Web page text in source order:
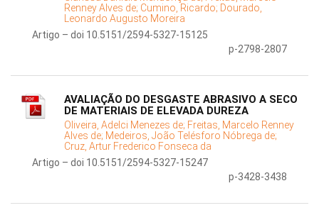
Renney Alves de; Cumino, Ricardo; Dourado,
Leonardo Augusto Moreira
Artigo – doi 10.5151/2594-5327-15125
p-2798-2807
AVALIAÇÃO DO DESGASTE ABRASIVO A SECO
DE MATERIAIS DE ELEVADA DUREZA
Oliveira, Adelci Menezes de; Freitas, Marcelo Renney
Alves de; Medeiros, João Telésforo Nóbrega de;
Cruz, Artur Frederico Fonseca da
Artigo – doi 10.5151/2594-5327-15247
p-3428-3438